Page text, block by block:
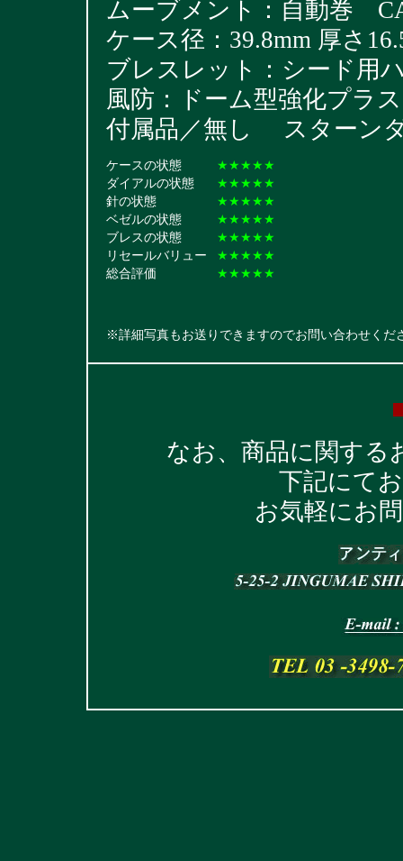
ムーブメント：自動巻
ケース径：39.8mm 厚さ
ブレスレット：シード用
風防：ドーム型強化プラ
付属品／無し スターン
ケースの状態
★★★★★
ダイアルの状態
★★★★★
針の状態
★★★★★
ベゼルの状態
★★★★★
ブレスの状態
★★★★★
リセールバリュー
★★★★★
総合評価
★★★★★
※詳細写真もお送りできますのでお問い合わせくだ
なお、商品に関する
下記にて
お気軽にお